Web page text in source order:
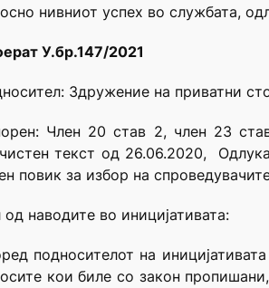
нивниот успех во службата,
У.бр.147/2021
Здружение на приватни
Член 20 став 2, член 23
текст од 26.06.2020,
повик за избор на
наводите во иницијативата:
подносителот на
кои биле со закон